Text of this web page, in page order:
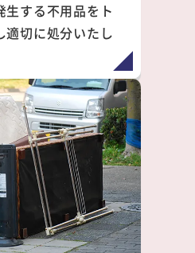
生する不用品をト
適切に処分いたし